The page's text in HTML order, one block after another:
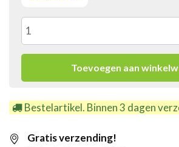
King
Pepermunt
4-
pack
Toevoegen aan
Bestelartikel. Binnen 3 dagen
Gratis verzending!